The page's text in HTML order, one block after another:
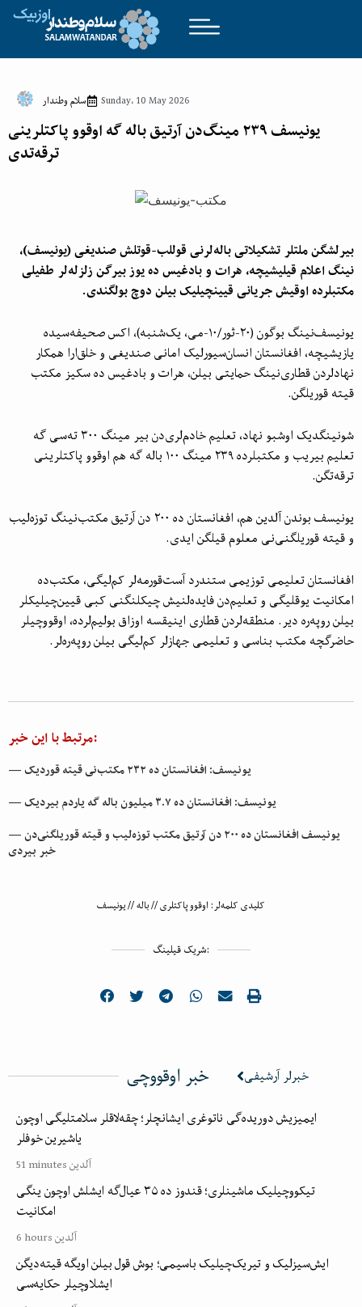
سلام وطندار Sunday، 10 May 2026
یونیسف ۲۳۹ مینگ‌دن آرتیق باله گه اوقوو پاکتلرینی
ترقه‌تدی
بیرلشگن ملتلر تشکیلاتی‌ باله‌لرنی قوللب-قوتلش صندیغی (یونیسف)،
نینگ اعلام قیلیشیچه، هرات و بادغیس ده یوز بیرگن زلزله‌لر طفیلی
مکتبلرده اوقیش جریانی‌ قیینچیلیک بیلن دوچ بولگندی.
یونیسف‌‌نینگ بوگون (۲۰-ثور/۱۰-می، یک‌شنبه)، اکس صحیفه‌سیده
یازیشیچه، افغانستان انسان‌سیورلیک امانی صندیغی و خلق‌ارا همکار
نهاد‌لردن قطاری‌نینگ حمایتی بیلن، هرات و بادغیس ده سکیز مکتب
قیته قوریلگن.
شونینگدیک اوشبو نهاد‌، تعلیم خادم‌لری‌دن بیر مینگ ۳۰۰ ته‌سی گه
تعلیم بیریب و مکتبلرده ۲۳۹ مینگ ۱۰۰ باله گه هم اوقوو پاکتلرینی
ترقه‌تگن.
یونیسف بوندن آلدین هم، افغانستان ده ۲۰۰ دن آرتیق مکتب‌نینگ توزه‌لیب
و قیته قوریلگنی‌نی معلوم قیلگن ایدی.
افغانستان تعلیمی توزیمی ستندرد آست‌قورمه‌لر کم‌لیگی، مکتب‌ده
امکانیت یوقلیگی و تعلیم‌دن فایده‌لنیش چیکلنگنی کبی قیین‌چیلیکلر
بیلن روپه‌ره‌ دیر. منطقه‌لردن قطاری‌ اینیقسه اوزاق بولیم‌لرده، اوقووچیلر
حاضرگچه مکتب بناسی و تعلیمی جهازلر کم‌لیگی بیلن روپه‌ره‌‌لر.
مرتبط با این خبر:
— یونیسف: افغانستان ده ۲۳۲ مکتب‌نی قیته قوردیک
— یونیسف: افغانستان ده ۳.۷ میلیون باله گه یاردم بیردیک
— یونیسف افغانستان ده ۲۰۰ دن آرتیق مکتب توزه‌لیب و قیته قوریلگنی‌دن
خبر بیردی
کلیدی کلمه‌لر: اوقوو پاکتلری//باله//یونیسف
شریک قیلینگ:
خبر اوقووچی
خبرلر آرشیفی
ایمیزیش دوریده‌گی ناتوغری ایشانچلر؛ چقه‌لاقلر سلامتلیگی اوچون
یاشیرین خوفلر
51 minutes آلدین
تیکووچیلیک ماشینلری؛ قندوز ده ۳۵ عیال‌گه ایشلش اوچون ینگی
امکانیت
6 hours آلدین
ایش‌سیزلیک و تیریک‌چیلیک باسیمی؛ بوش قول بیلن اویگه قیته‌دیگن
ایشلاوچیلر حکایه‌سی